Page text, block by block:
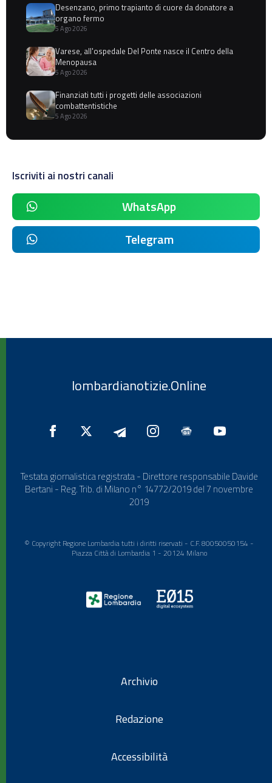
Desenzano, primo trapianto di cuore da donatore a
organo fermo
5 Ago 2026
Varese, all'ospedale Del Ponte nasce il Centro della
Menopausa
5 Ago 2026
Finanziati tutti i progetti delle associazioni
combattentistiche
5 Ago 2026
Iscriviti ai nostri canali
WhatsApp
Telegram
lombardianotizie.Online
Testata giornalistica registrata - Direttore responsabile Davide
Bertani - Reg. Trib. di Milano n° 14772/2019 del 7 novembre
2019
© Copyright Regione Lombardia tutti i diritti riservati - C.F. 80050050154 -
Piazza Città di Lombardia 1 - 20124 Milano
Archivio
Redazione
Accessibilità